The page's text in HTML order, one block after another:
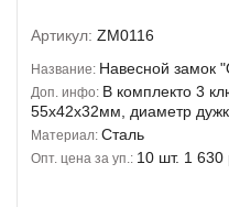
Артикул: ZM0116
Название: Навесной замок
Доп. инфо: В комплекто 3
55х42х32мм, диаметр
Материал: Сталь
Опт. цена за уп.: 10 шт. 1 630